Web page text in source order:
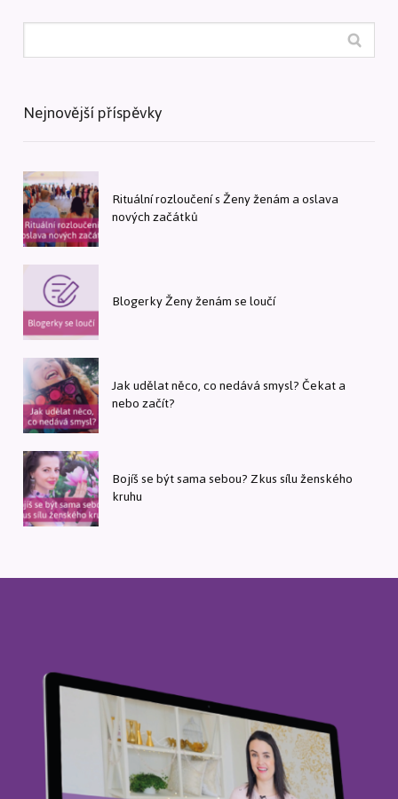
Nejnovější příspěvky
Rituální rozloučení s Ženy ženám a oslava
nových začátků
Blogerky Ženy ženám se loučí
Jak udělat něco, co nedává smysl? Čekat a
nebo začít?
Bojíš se být sama sebou? Zkus sílu ženského
kruhu